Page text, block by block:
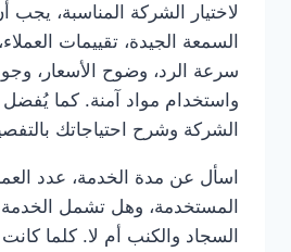
لاختيار الشركة المناسبة،
السمعة الجيدة، تقييمات
سرعة الرد، وضوح الأسعار،
واستخدام مواد آمنة. كما
الشركة وشرح احتياجاتك
اسأل عن مدة الخدمة، عدد
المستخدمة، وهل تشمل الخدمة
السجاد والكنب أم لا. كلما